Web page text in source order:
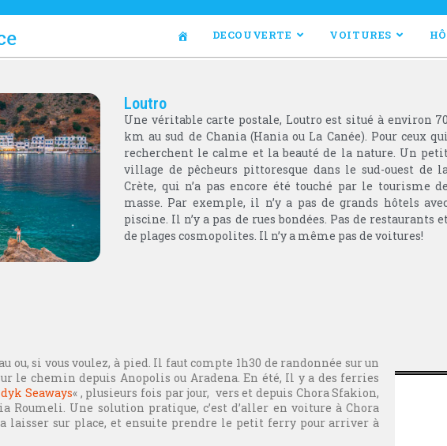
DECOUVERTE VOITURES
Loutro
Une véritable carte postale, Loutro est situé à environ 70
km au sud de Chania (Hania ou La Canée). Pour ceux qui
recherchent le calme et la beauté de la nature. Un
village de pêcheurs pittoresque dans le sud-ouest de
Crète, qui n’a pas encore été touché par le tourisme de
masse. Par exemple, il n’y a pas de grands hôtels
piscine. Il n’y a pas de rues bondées. Pas de restaurants
de plages cosmopolites. Il n’y a même pas de voitures!
ou, si vous voulez, à pied. Il faut compte 1h30 de randonnée sur un
le chemin depuis Anopolis ou Aradena. En été, Il y a des ferries
Seaways« , plusieurs fois par jour, vers et depuis Chora Sfakion,
Roumeli. Une solution pratique, c’est d’aller en voiture à Chora
laisser sur place, et ensuite prendre le petit ferry pour arriver à